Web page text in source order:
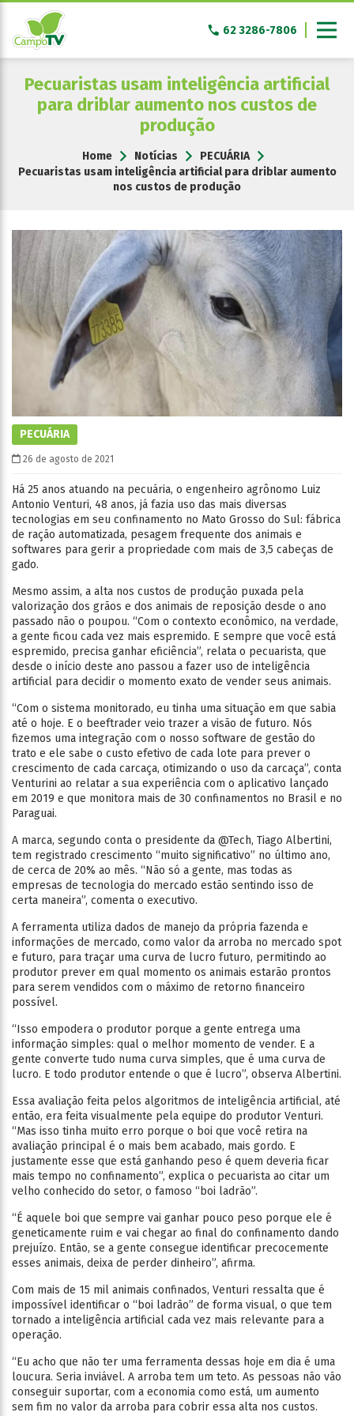
Pular
conteúdo
62 3286-7806
Pecuaristas usam inteligência artificial
para driblar aumento nos custos de
produção
Home Notícias
PECUÁRIA
Pecuaristas usam inteligência artificial para driblar aumento
nos custos de produção
PECUÁRIA
26 de agosto de 2021
Há 25 anos atuando na pecuária, o engenheiro agrônomo Luiz
Antonio Venturi, 48 anos, já fazia uso das mais diversas
tecnologias em seu confinamento no Mato Grosso do Sul: fábrica
de ração automatizada, pesagem frequente dos animais e
softwares para gerir a propriedade com mais de 3,5 cabeças de
gado.
Mesmo assim, a alta nos custos de produção puxada pela
valorização dos grãos e dos animais de reposição desde o ano
passado não o poupou. “Com o contexto econômico, na verdade,
a gente ficou cada vez mais espremido. E sempre que você está
espremido, precisa ganhar eficiência”, relata o pecuarista, que
desde o início deste ano passou a fazer uso de inteligência
artificial para decidir o momento exato de vender seus animais.
“Com o sistema monitorado, eu tinha uma situação em que sabia
até o hoje. E o beeftrader veio trazer a visão de futuro. Nós
fizemos uma integração com o nosso software de gestão do
trato e ele sabe o custo efetivo de cada lote para prever o
crescimento de cada carcaça, otimizando o uso da carcaça”, conta
Venturini ao relatar a sua experiência com o aplicativo lançado
em 2019 e que monitora mais de 30 confinamentos no Brasil e no
Paraguai.
A marca, segundo conta o presidente da @Tech, Tiago Albertini,
tem registrado crescimento “muito significativo” no último ano,
de cerca de 20% ao mês. “Não só a gente, mas todas as
empresas de tecnologia do mercado estão sentindo isso de
certa maneira”, comenta o executivo.
A ferramenta utiliza dados de manejo da própria fazenda e
informações de mercado, como valor da arroba no mercado spot
e futuro, para traçar uma curva de lucro futuro, permitindo ao
produtor prever em qual momento os animais estarão prontos
para serem vendidos com o máximo de retorno financeiro
possível.
“Isso empodera o produtor porque a gente entrega uma
informação simples: qual o melhor momento de vender. E a
gente converte tudo numa curva simples, que é uma curva de
lucro. E todo produtor entende o que é lucro”, observa Albertini.
Essa avaliação feita pelos algoritmos de inteligência artificial, até
então, era feita visualmente pela equipe do produtor Venturi.
“Mas isso tinha muito erro porque o boi que você retira na
avaliação principal é o mais bem acabado, mais gordo. E
justamente esse que está ganhando peso é quem deveria ficar
mais tempo no confinamento”, explica o pecuarista ao citar um
velho conhecido do setor, o famoso “boi ladrão”.
“É aquele boi que sempre vai ganhar pouco peso porque ele é
geneticamente ruim e vai chegar ao final do confinamento dando
prejuízo. Então, se a gente consegue identificar precocemente
esses animais, deixa de perder dinheiro”, afirma.
Com mais de 15 mil animais confinados, Venturi ressalta que é
impossível identificar o “boi ladrão” de forma visual, o que tem
tornado a inteligência artificial cada vez mais relevante para a
operação.
“Eu acho que não ter uma ferramenta dessas hoje em dia é uma
loucura. Seria inviável. A arroba tem um teto. As pessoas não vão
conseguir suportar, com a economia como está, um aumento
sem fim no valor da arroba para cobrir essa alta nos custos.